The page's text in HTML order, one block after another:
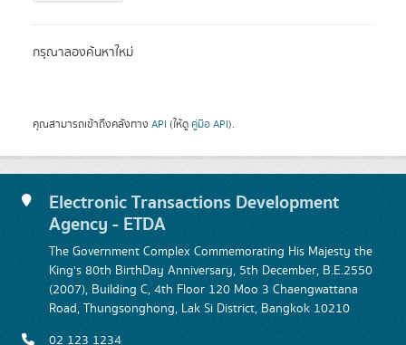
กรุณาลองค้นหาใหม่
คุณสามารถเข้าถึงคลังทาง API (ให้ดู คู่มือ API).
Electronic Transactions Development
Agency - ETDA
The Government Complex Commemorating His Majesty the
King's 80th BirthDay Anniversary, 5th December, B.E.2550
(2007), Building C, 4th Floor 120 Moo 3 Chaengwattana
Road, Thungsonghong, Lak Si District, Bangkok 10210
02 123 1234